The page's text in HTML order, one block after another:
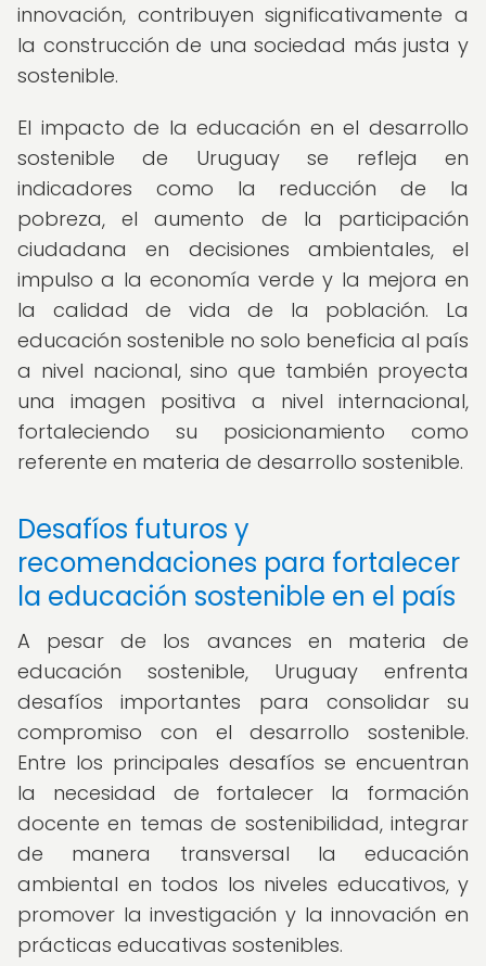
innovación, contribuyen significativamente a
la construcción de una sociedad más justa y
sostenible.
El impacto de la educación en el desarrollo
sostenible de Uruguay se refleja en
indicadores como la reducción de la
pobreza, el aumento de la participación
ciudadana en decisiones ambientales, el
impulso a la economía verde y la mejora en
la calidad de vida de la población. La
educación sostenible no solo beneficia al país
a nivel nacional, sino que también proyecta
una imagen positiva a nivel internacional,
fortaleciendo su posicionamiento como
referente en materia de desarrollo sostenible.
Desafíos futuros y
recomendaciones para fortalecer
la educación sostenible en el país
A pesar de los avances en materia de
educación sostenible, Uruguay enfrenta
desafíos importantes para consolidar su
compromiso con el desarrollo sostenible.
Entre los principales desafíos se encuentran
la necesidad de fortalecer la formación
docente en temas de sostenibilidad, integrar
de manera transversal la educación
ambiental en todos los niveles educativos, y
promover la investigación y la innovación en
prácticas educativas sostenibles.